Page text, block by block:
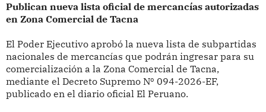
Publican nueva lista oficial de mercancías autorizadas
en Zona Comercial de Tacna
El Poder Ejecutivo aprobó la nueva lista de subpartidas
nacionales de mercancías que podrán ingresar para su
comercialización a la Zona Comercial de Tacna,
mediante el Decreto Supremo Nº 094-2026-EF,
publicado en el diario oficial El Peruano.